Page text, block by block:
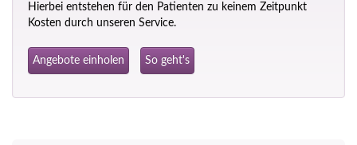
Hierbei entstehen für den Patienten zu keinem Zeitpunkt
Kosten durch unseren Service.
Angebote einholen So geht's